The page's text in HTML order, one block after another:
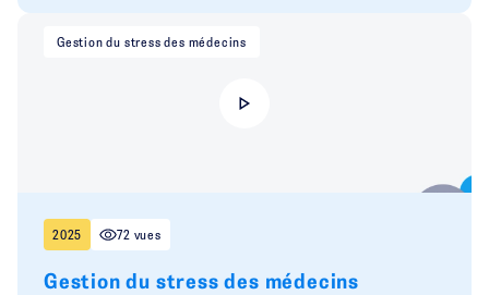
Gestion du stress des médecins
2025 72 vues
Gestion du stress des médecins